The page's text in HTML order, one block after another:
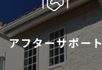
アフターサポート